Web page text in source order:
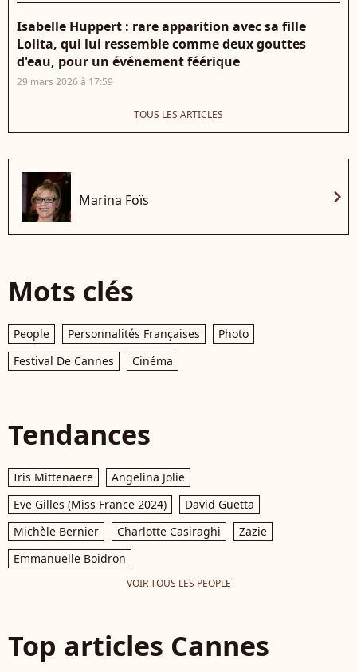
Isabelle Huppert : rare apparition avec sa fille
Lolita, qui lui ressemble comme deux gouttes
d'eau, pour un événement féérique
29 mars 2026 à 17:59
TOUS LES ARTICLES
Marina Foïs chevron_right
Mots clés
People Personnalités Françaises
Photo
Festival De Cannes
Cinéma
Tendances
Iris Mittenaere
Angelina Jolie
Eve Gilles (Miss France 2024)
David Guetta
Michèle Bernier
Charlotte Casiraghi
Zazie
Emmanuelle Boidron
VOIR TOUS LES PEOPLE
Top articles Cannes